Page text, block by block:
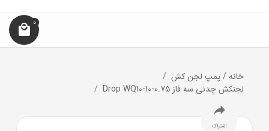
0
خانه/پمپ لجن کش
لجنکش چدنی سه فاز Drop WQ10-10-0.75
اشتراک